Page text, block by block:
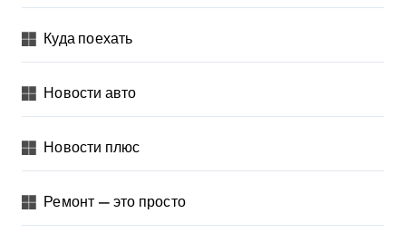
Куда поехать
Новости авто
Новости плюс
Ремонт — это просто